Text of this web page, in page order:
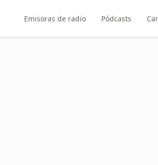
Emisoras de radio Pódcasts